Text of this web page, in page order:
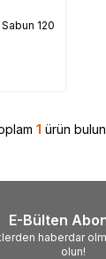
120
1 ürün
E-Bülten
haberdar
olun!